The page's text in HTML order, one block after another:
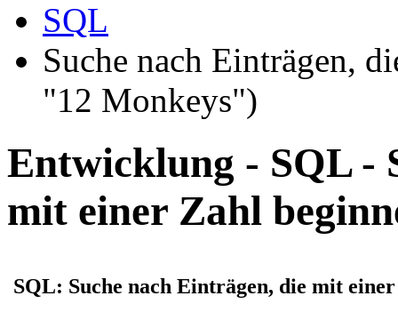
SQL
Suche nach Einträgen,
"12 Monkeys")
Entwicklung - SQL -
mit einer Zahl
SQL: Suche nach Einträgen, die mit